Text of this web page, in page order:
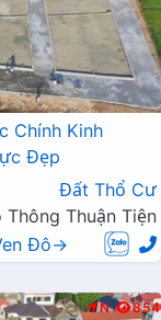
Chính Kinh
Đẹp
Đất Thổ Cư
Thuận Tiện
Đô→
N 854